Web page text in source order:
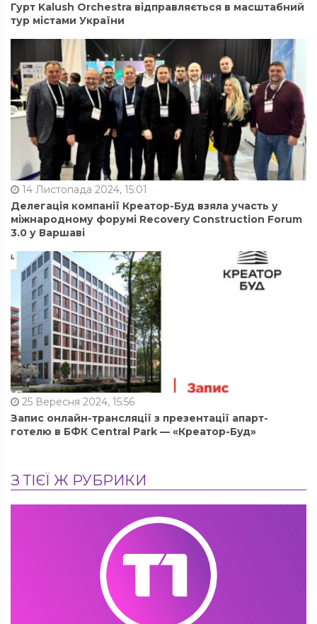
Гурт Kalush Orchestra відправляється в масштабний
тур містами України
14 Листопада 2024, 15:01
Делегація компанії Креатор-Буд взяла участь у
міжнародному форумі Recovery Construction Forum
3.0 у Варшаві
25 Вересня 2024, 15:56
Запис онлайн-трансляції з презентації апарт-
готелю в БФК Central Park — «Креатор-Буд»
З ТІЄЇ Ж РУБРИКИ